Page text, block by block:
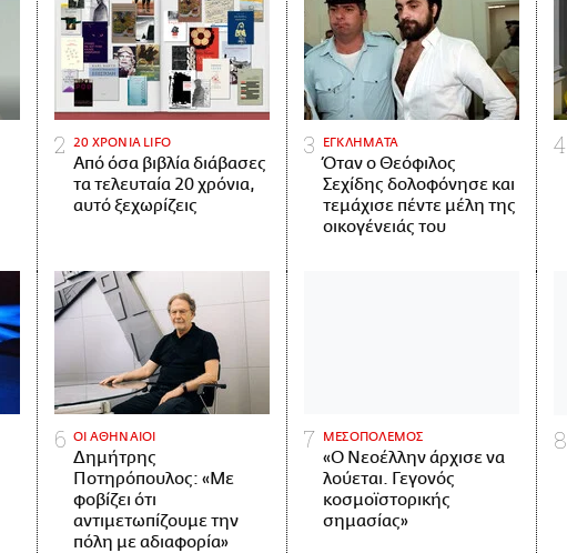
20 ΧΡΟΝΙΑ LIFO
Από όσα βιβλία διάβασες
τα τελευταία 20 χρόνια,
αυτό ξεχωρίζεις
ΕΓΚΛΗΜΑΤΑ
Όταν ο Θεόφιλος
Σεχίδης δολοφόνησε και
τεμάχισε πέντε μέλη της
οικογένειάς του
ΟΙ ΑΘΗΝΑΙΟΙ
Δημήτρης
Ποτηρόπουλος: «Με
φοβίζει ότι
αντιμετωπίζουμε την
πόλη με αδιαφορία»
ΜΕΣΟΠΟΛΕΜΟΣ
«Ο Νεοέλλην άρχισε να
λούεται. Γεγονός
κοσμοϊστορικής
σημασίας»